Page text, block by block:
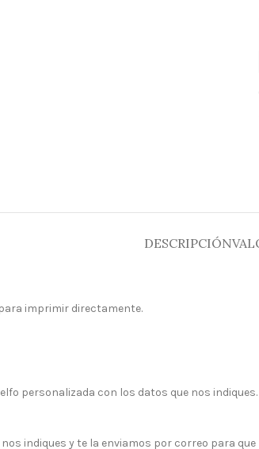
DESCRIPCIÓN
imprimir directamente.
personalizada con los datos que nos indiques.
indiques y te la enviamos por correo para